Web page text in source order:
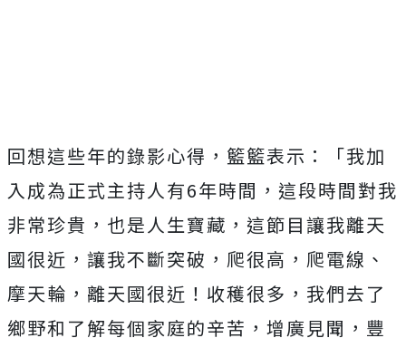
回想這些年的錄影心得，籃籃表示：「我加
入成為正式主持人有6年時間，這段時間對我
非常珍貴，也是人生寶藏，這節目讓我離天
國很近，讓我不斷突破，爬很高，爬電線、
摩天輪，離天國很近！收穫很多，我們去了
鄉野和了解每個家庭的辛苦，增廣見聞，豐